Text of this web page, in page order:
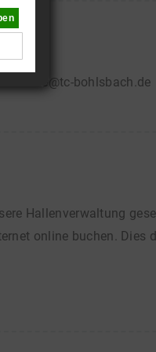
halle@tc-bohlsbach.de
Hallenverwaltung
online buchen. Dies